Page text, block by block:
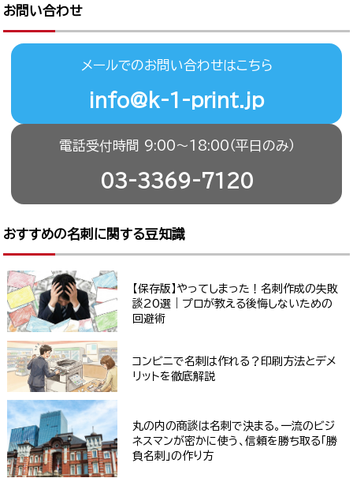
お問い合わせ
メールでのお問い合わせはこちら
info@k-1-print.jp
電話受付時間 9:00〜18:00（平日のみ）
03-3369-7120
おすすめの名刺に関する豆知識
【保存版】やってしまった！名刺作成の失敗
談20選｜プロが教える後悔しないための
回避術
コンビニで名刺は作れる？印刷方法とデメ
リットを徹底解説
丸の内の商談は名刺で決まる。一流のビジ
ネスマンが密かに使う、信頼を勝ち取る「勝
負名刺」の作り方